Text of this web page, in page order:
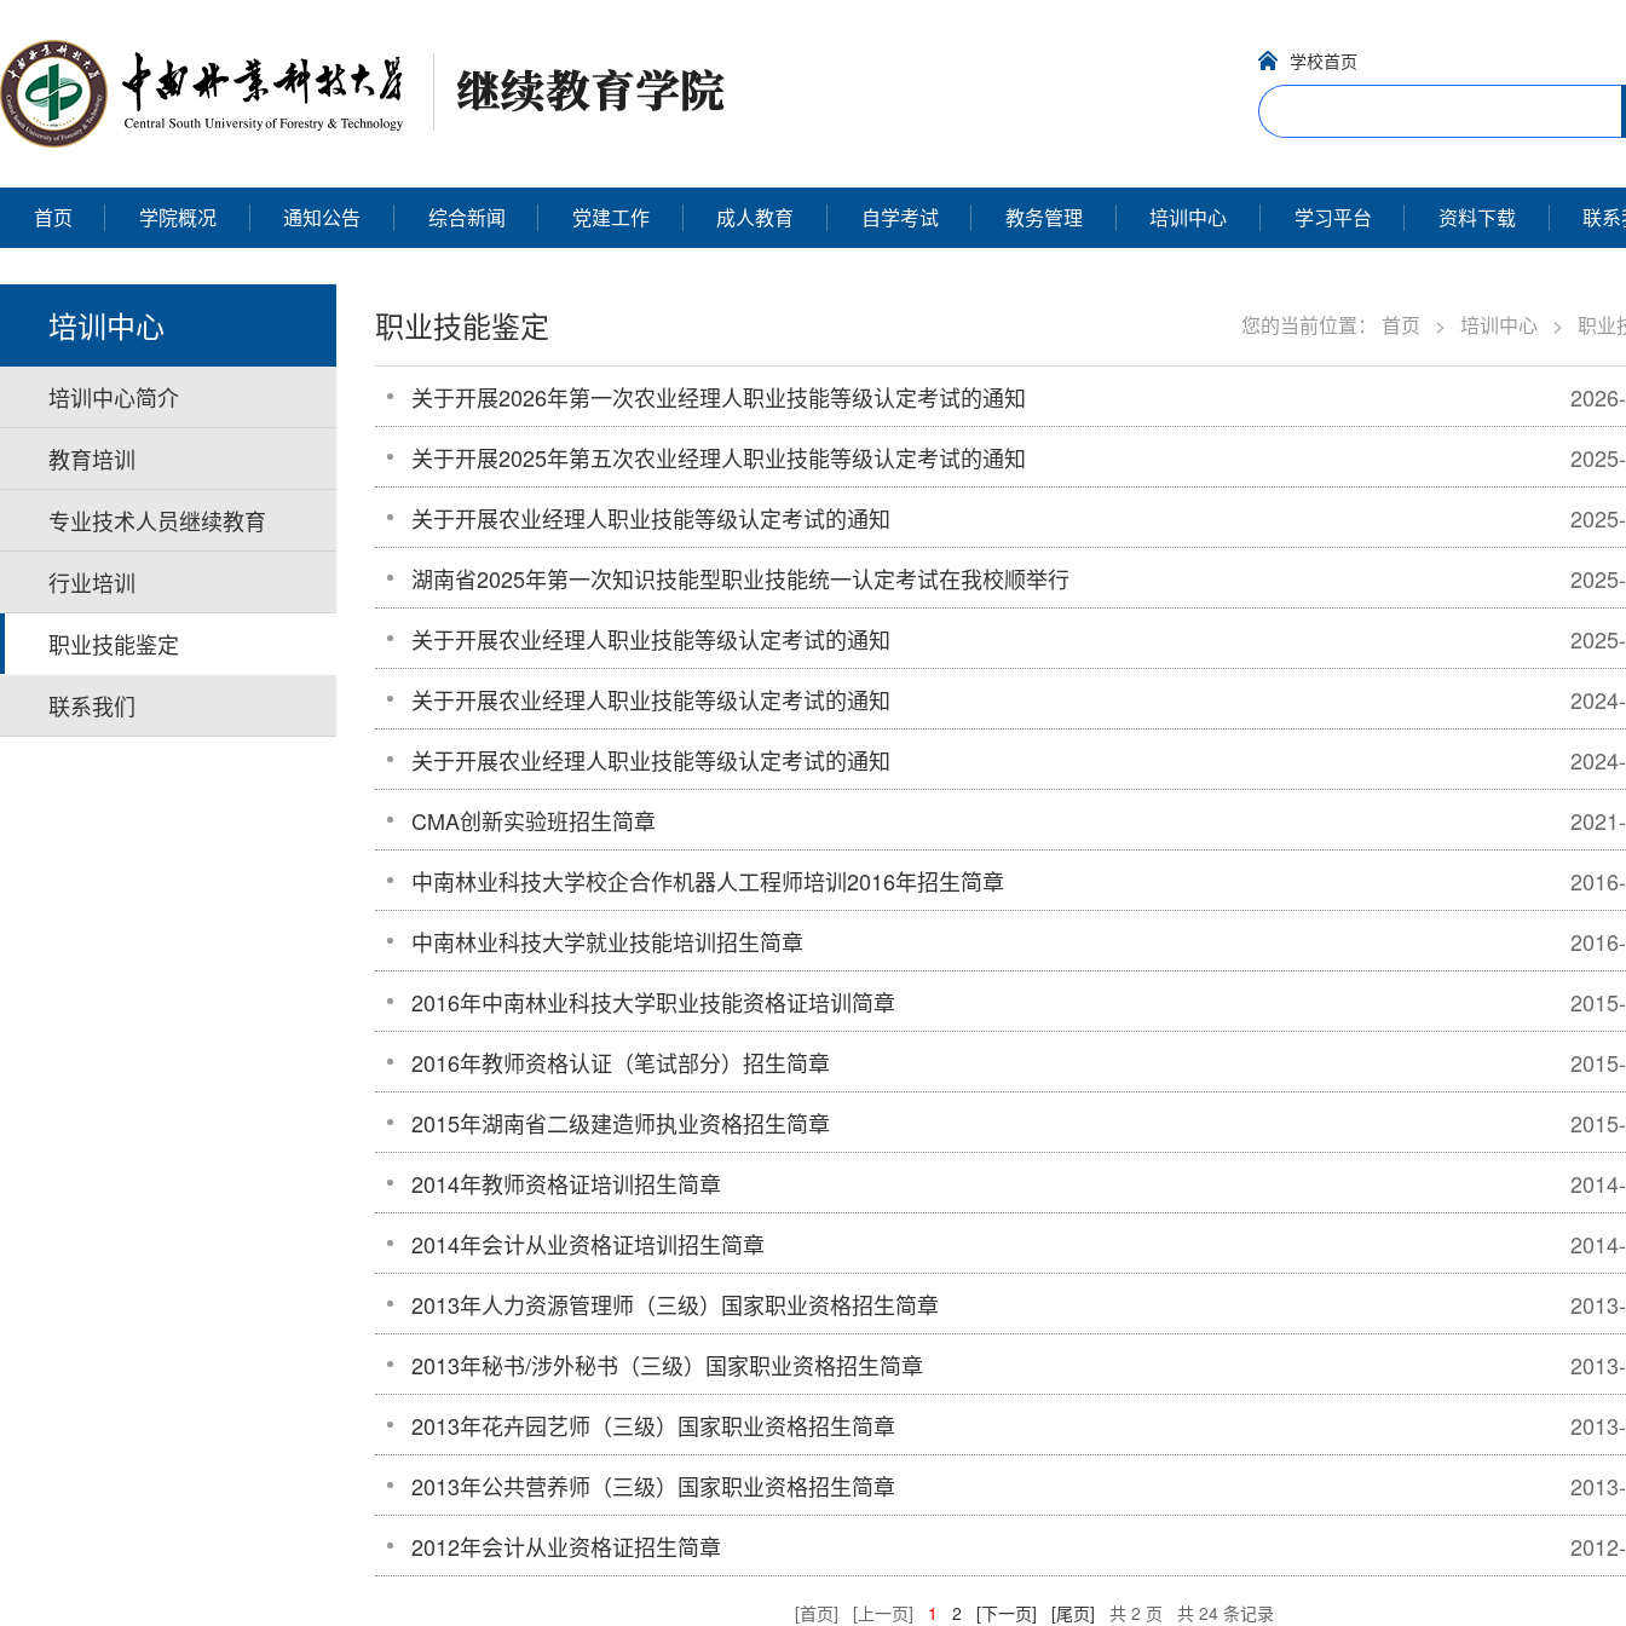
学校首页
首页 学院概况 通知公告 综合新闻 党建工作 成人教育 自学考试 教务管理 培训中心 学习平台 资料下载 联
培训中心
培训中心简介
教育培训
专业技术人员继续教育
行业培训
职业技能鉴定
联系我们
职业技能鉴定 您的当前位置： 首页 > 培训中心 > 职业
关于开展2026年第一次农业经理人职业技能等级认定考试的通知
关于开展2025年第五次农业经理人职业技能等级认定考试的通知
关于开展农业经理人职业技能等级认定考试的通知
湖南省2025年第一次知识技能型职业技能统一认定考试在我校顺举行
关于开展农业经理人职业技能等级认定考试的通知
关于开展农业经理人职业技能等级认定考试的通知
关于开展农业经理人职业技能等级认定考试的通知
CMA创新实验班招生简章
中南林业科技大学校企合作机器人工程师培训2016年招生简章
中南林业科技大学就业技能培训招生简章
2016年中南林业科技大学职业技能资格证培训简章
2016年教师资格认证（笔试部分）招生简章
2015年湖南省二级建造师执业资格招生简章
2014年教师资格证培训招生简章
2014年会计从业资格证培训招生简章
2013年人力资源管理师（三级）国家职业资格招生简章
2013年秘书/涉外秘书（三级）国家职业资格招生简章
2013年花卉园艺师（三级）国家职业资格招生简章
2013年公共营养师（三级）国家职业资格招生简章
2012年会计从业资格证招生简章
[首页] [上一页] 1 2 [下一页] [尾页] 共 2 页 共 24 条记录